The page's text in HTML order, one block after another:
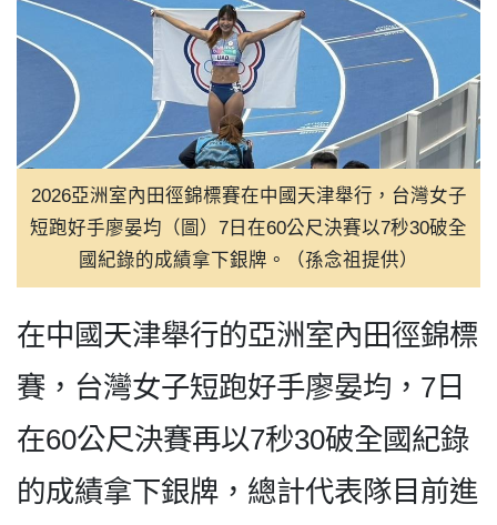
09:00
首爾因應熱浪威脅 啟動避暑
08:00高雄市府推大林蒲遷村進度
08:00
Interview: Taiwan's Wen
07:00
選舉也能打造流行歌！臺灣競
06:00台灣藝術家前進多倫多夏日
05:00同湖不同命 洞里薩湖高棉與越
04:00彰化縣民運動會登場 王惠美宣
2026亞洲室內田徑錦標賽在中國天津舉行，台灣女子
短跑好手廖晏均（圖）7日在60公尺決賽以7秒30破全
國紀錄的成績拿下銀牌。（孫念祖提供）
在中國天津舉行的亞洲室內田徑錦標
賽，台灣女子短跑好手廖晏均，7日
在60公尺決賽再以7秒30破全國紀錄
的成績拿下銀牌，總計代表隊目前進